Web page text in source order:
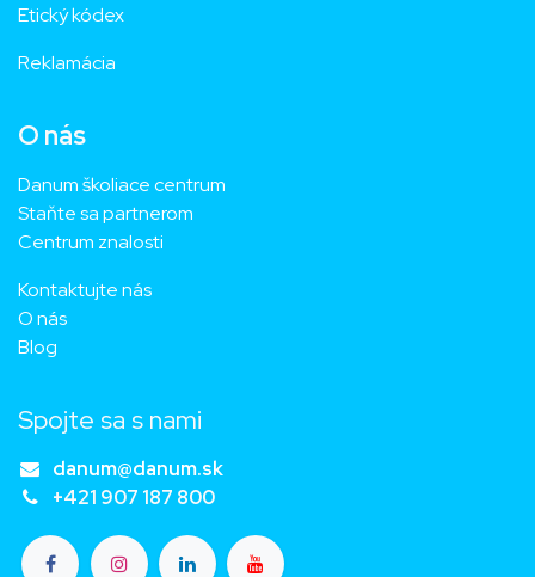
Etický kódex
Reklamácia
O nás
Danum školiace centrum
Staňte sa partnerom
Centrum znalosti
Kontaktujte nás
O nás
Blog
Spojte sa s nami
danum@danum.sk
+421 907 187 800